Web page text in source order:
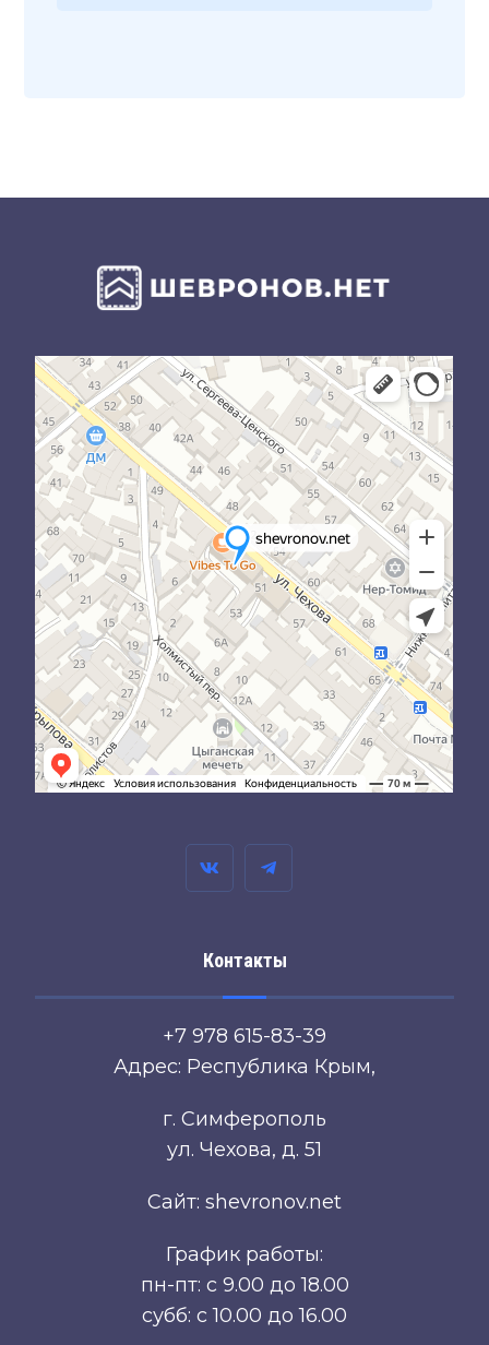
Контакты
+7 978 615-83-39
Адрес: Республика Крым,
г. Симферополь
ул. Чехова, д. 51
Сайт: shevronov.net
График работы:
пн-пт: с 9.00 до 18.00
субб: с 10.00 до 16.00